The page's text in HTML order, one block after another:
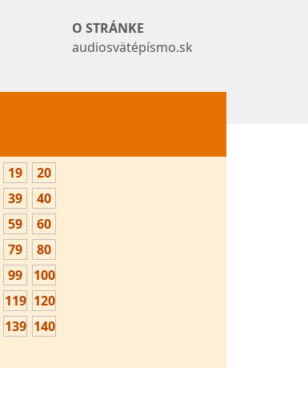
O STRÁNKE
audiosvätépísmo.sk
19
20
39
40
59
60
79
80
99
100
119 120
139 140